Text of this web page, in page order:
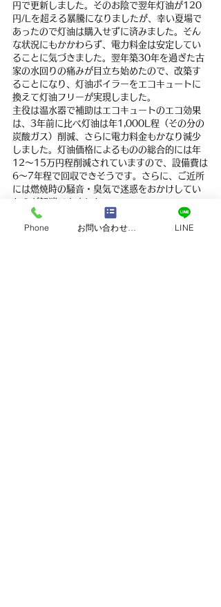
円で更新しました。そのお陰で翌年灯油が120
円/Lを超える暴騰になりましたが、幸い夏場で
あったので灯油は購入せずに済みました。そん
な状況にもかかわらず、電力料金は安定してい
ることに気づきました。翌年築30年を過ぎた古
家の水回りの痛みが目立ち始めたので、改築す
ることになり、灯油ボイラーをエコキュートに
換えて灯油フリーが実現しました。
主役は温水器で補助はエコキュートのエコ効果
は、3年前に比べ灯油は年1,000L程（その分の
炭酸ガス）削減、さらに電力料金もかなり減少
しました。灯油価格によるものの総合的には年
12～15万円程削減されていますので、設備費は
6～7年程で回収できそうです。さらに、ご近所
には燃焼時の騒音・臭気で迷惑をおかけしてい
たのが解消できました。
現在売電の収入は貯金しています。5年後頃には
性能が向上し、価格も低下するでしょうから、
Phone お問い合わせフォーム LINE